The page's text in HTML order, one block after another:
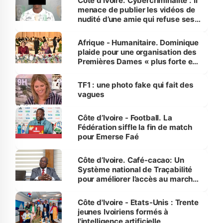
menace de publier les vidéos de
nudité d’une amie qui refuse ses
Afrique - Humanitaire. Dominique
plaide pour une organisation des
Premières Dames « plus forte et
sur la scène internationale »
TF1 : une photo fake qui fait des
vagues
Côte d’Ivoire - Football. La
Fédération siffle la fin de match
pour Emerse Faé
Côte d’Ivoire. Café-cacao: Un
Système national de Traçabilité
pour améliorer l’accès au marché
Côte d'Ivoire - Etats-Unis : Trente
jeunes Ivoiriens formés à